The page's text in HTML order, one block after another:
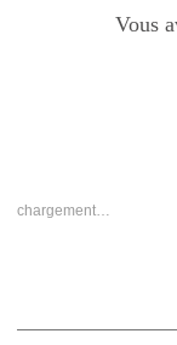
Vous
chargement…